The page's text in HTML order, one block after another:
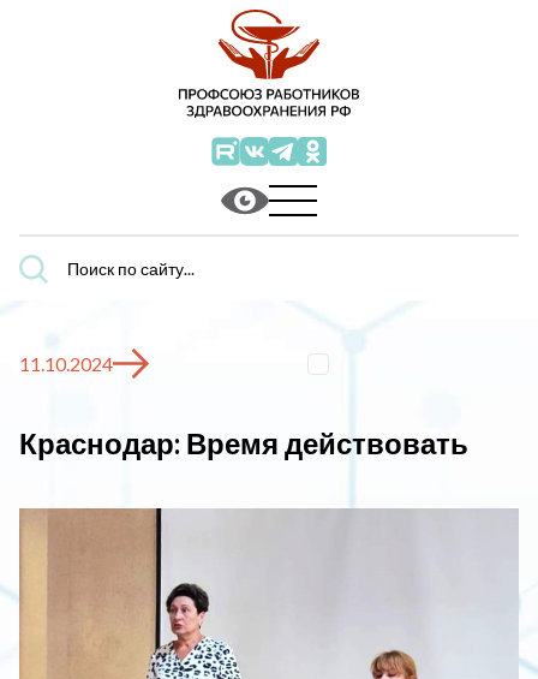
Поиск
по
11.10.2024
Краснодар: Время действовать